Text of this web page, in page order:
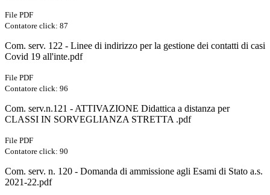
File PDF
Contatore click: 87
Com. serv. 122 - Linee di indirizzo per la gestione dei contatti di casi
Covid 19 all'inte.pdf
File PDF
Contatore click: 96
Com. serv.n.121 - ATTIVAZIONE Didattica a distanza per
CLASSI IN SORVEGLIANZA STRETTA .pdf
File PDF
Contatore click: 90
Com. serv. n. 120 - Domanda di ammissione agli Esami di Stato a.s.
2021-22.pdf